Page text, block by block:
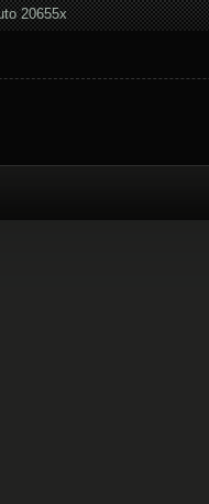
20655x